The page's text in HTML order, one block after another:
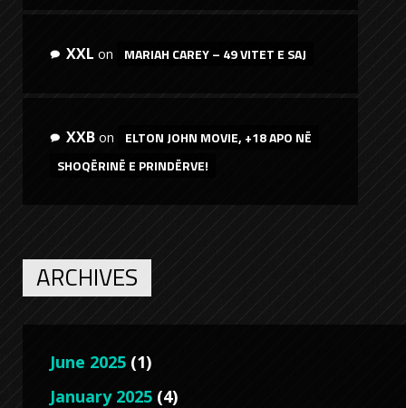
XXL on MARIAH CAREY – 49 VITET E SAJ
XXB on
ELTON JOHN MOVIE, +18 APO NË
SHOQËRINË E PRINDËRVE!
ARCHIVES
June 2025 (1)
January 2025 (4)